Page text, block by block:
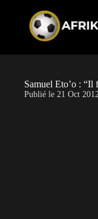
Samuel Eto’o : “Il
Publié le 21 Oct